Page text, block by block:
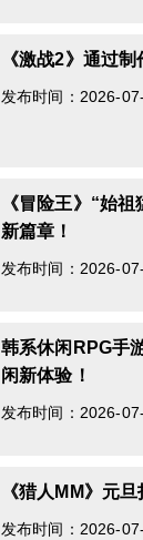
《激战2》通过
发布时间：2026-
《冒险王》“始
新篇章！
发布时间：2026-
韩系休闲RPG手
闲新体验！
发布时间：2026-
《猎人MM》元
发布时间：2026-